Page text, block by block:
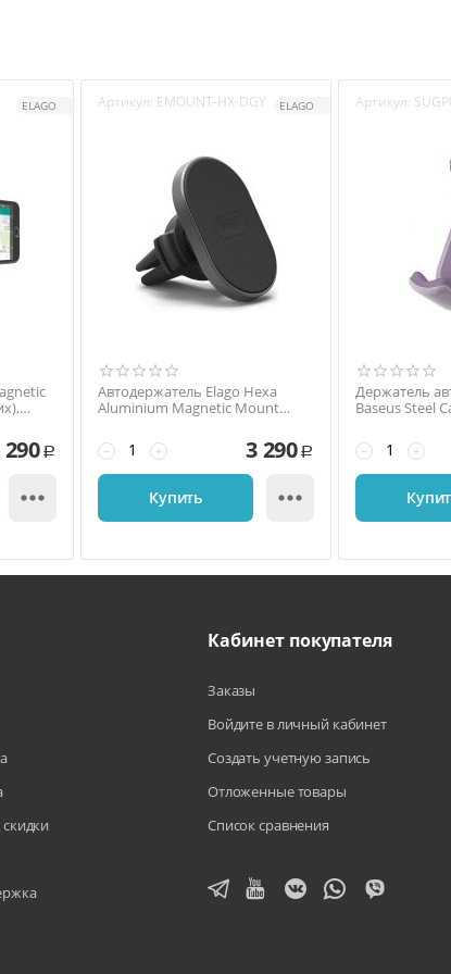
ELAGO
290 Р

Артикул: EMOUNT-HX-DGY ELAGO
Автодержатель Elago Hexa
Aluminium Magnetic Mount
+
− 3 290 Р
Купить 
Артикул:
Держатель
Baseus Steel
+
−
Кабинет покупателя
Заказы
Войдите в личный кабинет
Создать учетную запись
Отложенные товары
Список сравнения